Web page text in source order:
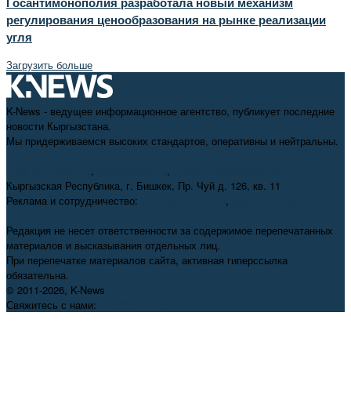
регулирования ценообразования на рынке реализации
угля
Загрузить больше
K-News - ведущее информационное агентство, публикует последние
новости Кыргызстана.
Мы придерживаемся высоких стандартов, оперативны и нейтральны.
, ,
Кыргызская Республика, г. Бишкек, Пр. Чуй д. 126, кв. 11
Реклама и сотрудничество:
,
Редакция не несет ответственности за содержимое перепечатанных
материалов и высказывания отдельных лиц.
При перепечатке материалов сайта, активная гиперссылка
обязательна.
© 2011-2026, K-News
Свяжитесь с нами: